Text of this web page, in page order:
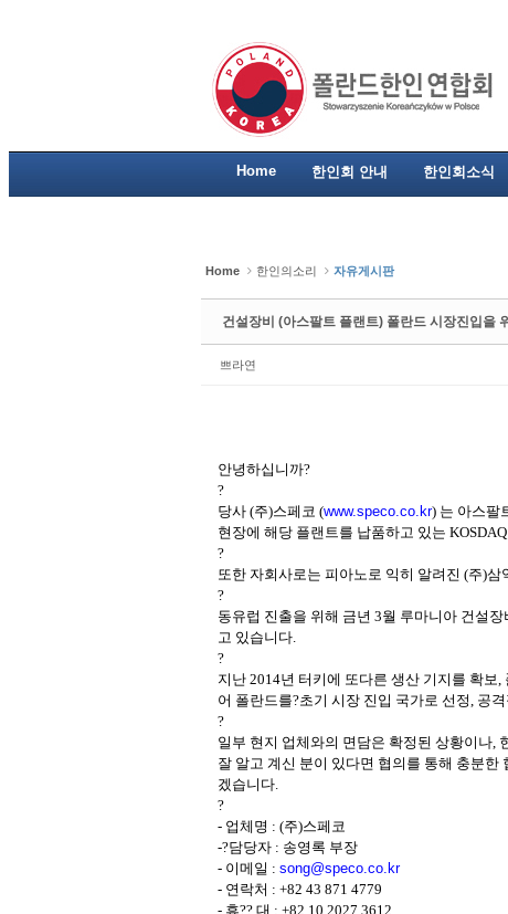
Home 한인회 안내 한인회소식
Home 한인의소리 자유게시판
건설장비 (아스팔트 플랜트) 폴란드 시장진입을
쁘라연
안녕하십니까?
?
당사 (주)스페코 (www.speco.co.kr) 는 아스팔
현장에 해당 플랜트를 납품하고 있는 KOSDAQ
?
또한 자회사로는 피아노로 익히 알려진 (주)삼
?
동유럽 진출을 위해 금년 3월 루마니아 건설
고 있습니다.
?
지난 2014년 터키에 또다른 생산 기지를 확보,
어 폴란드를?초기 시장 진입 국가로 선정, 공
?
일부 현지 업체와의 면담은 확정된 상황이나,
잘 알고 계신 분이 있다면 협의를 통해 충분한
겠습니다.
?
- 업체명 : (주)스페코
-?담당자 : 송영록 부장
- 이메일 : song@speco.co.kr
- 연락처 : +82 43 871 4779
- 휴?? 대 : +82 10 2027 3612